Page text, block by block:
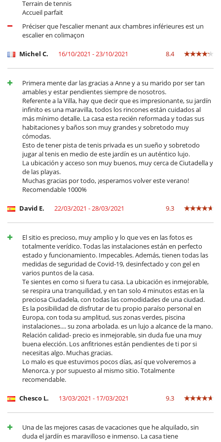
Terrain de tennis
Accueil parfait
Préciser que l’escalier menant aux chambres inférieures est un
escalier en colimaçon
Michel C. 16/10/2021 - 23/10/2021 8.4
Primera mente dar las gracias a Anne y a su marido por ser tan
amables y estar pendientes siempre de nosotros.
Referente a la Villa, hay que decir que es impresionante, su jardín
infinito es una maravilla, todos los rincones están cuidados al
más mínimo detalle. La casa esta recién reformada y todas sus
habitaciones y baños son muy grandes y sobretodo muy
cómodas.
Esto de tener pista de tenis privada es un sueño y sobretodo
jugar al tenis en medio de este jardín es un auténtico lujo.
La ubicación y acceso son muy buenos, muy cerca de Ciutadella y
de las playas.
Muchas gracias por todo, ¡esperamos volver este verano!
Recomendable 1000%
David E. 22/03/2021 - 28/03/2021 9.3
El sitio es precioso, muy amplio y lo que ves en las fotos es
totalmente verídico. Todas las instalaciones están en perfecto
estado y funcionamiento. Impecables. Además, tienen todas las
medidas de seguridad de Covid-19, desinfectado y con gel en
varios puntos de la casa.
Te sientes en como si fuera tu casa. La ubicación es inmejorable,
se respira una tranquilidad, y en tan solo 4 minutos estas en la
preciosa Ciudadela, con todas las comodidades de una ciudad.
Es la posibilidad de disfrutar de tu propio paraíso personal en
Europa, con toda su amplitud, sus zonas verdes, piscina
instalaciones.... su zona arbolada. es un lujo a alcance de la mano.
Relación calidad- precio es inmejorable, sin duda fue una muy
buena elección. Los anfitriones están pendientes de ti por si
necesitas algo. Muchas gracias.
Lo malo es que estuvimos pocos días, así que volveremos a
Menorca. y por supuesto al mismo sitio. Totalmente
recomendable.
Chesco L. 13/03/2021 - 17/03/2021 9.3
Una de las mejores casas de vacaciones que he alquilado, sin
duda el jardín es maravilloso e inmenso. La casa tiene